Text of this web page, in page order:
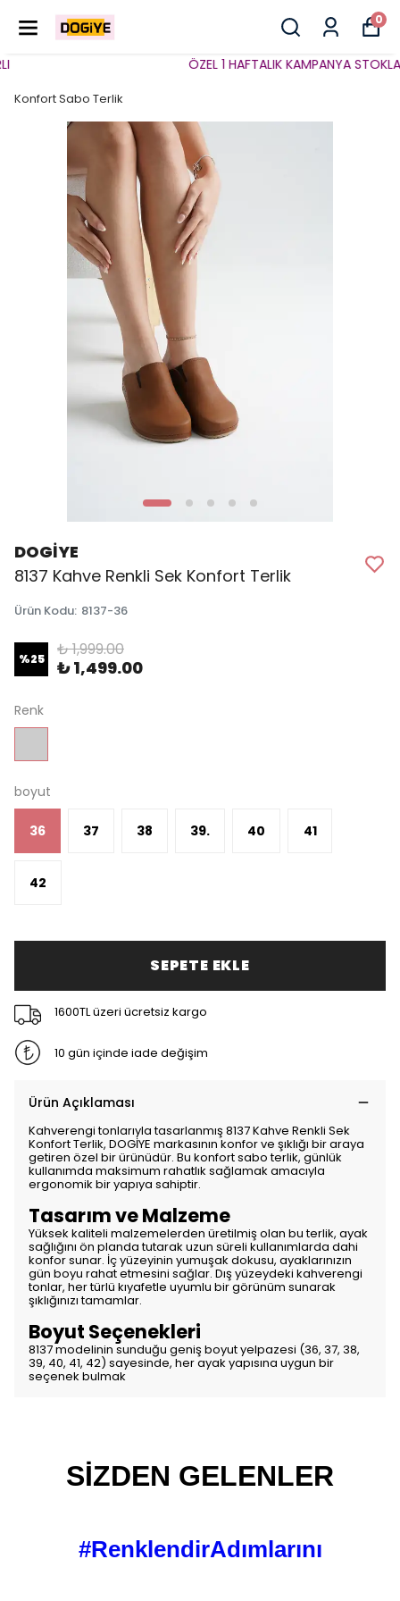
0
ÖZEL 1 HAFTALIK KAMPANYA
Konfort Sabo Terlik
DOGİYE
8137 Kahve Renkli Sek Konfort Terlik
Ürün Kodu: 8137-36
%25 ₺ 1,999.00
₺ 1,499.00
Renk
boyut
36 37 38 39. 40 41
42
SEPETE EKLE
1600TL üzeri ücretsiz kargo
10 gün içinde iade değişim
Ürün Açıklaması
Kahverengi tonlarıyla tasarlanmış 8137 Kahve Renkli Sek
Konfort Terlik, DOGİYE markasının konfor ve şıklığı bir araya
getiren özel bir ürünüdür. Bu konfort sabo terlik, günlük
kullanımda maksimum rahatlık sağlamak amacıyla
ergonomik bir yapıya sahiptir.
Tasarım ve Malzeme
Yüksek kaliteli malzemelerden üretilmiş olan bu terlik, ayak
sağlığını ön planda tutarak uzun süreli kullanımlarda dahi
konfor sunar. İç yüzeyinin yumuşak dokusu, ayaklarınızın
gün boyu rahat etmesini sağlar. Dış yüzeydeki kahverengi
tonlar, her türlü kıyafetle uyumlu bir görünüm sunarak
şıklığınızı tamamlar.
Boyut Seçenekleri
8137 modelinin sunduğu geniş boyut yelpazesi (36, 37, 38,
39, 40, 41, 42) sayesinde, her ayak yapısına uygun bir
seçenek bulmak
SİZDEN GELENLER
#RenklendirAdımlarını